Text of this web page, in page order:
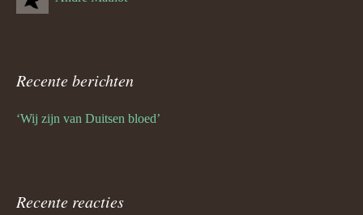
Recente berichten
‘Wij zijn van Duitsen bloed’
Recente reacties